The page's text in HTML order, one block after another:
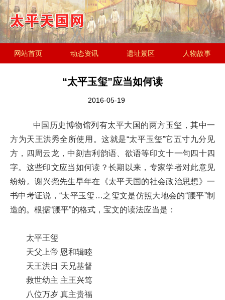
网站首页 动态资讯 遗址景区 人物故事
“太平玉玺”应当如何读
2016-05-19
中国历史博物馆列有太平大国的两方玉玺，其中一
方为天王洪秀全所使用。这就是“太平玉玺”它五寸九分见
方，四周云龙，中刻吉利韵语、欲语等印文十一句四十四
字。这些印文应当如何读？长期以来，专家学者对此意见
纷纷。谢兴尧先生早年在《太平天国的社会政治思想》一
书中考证说，“太平玉玺…之玺文是仿照大地会的“腰平”制
造的。根据“腰平”的格式，宝文的读法应当是：
太平王玺
天父上帝 恩和辑睦
天王洪日 天兄基督
救世幼主 主王兴笃
八位万岁 真主贵福